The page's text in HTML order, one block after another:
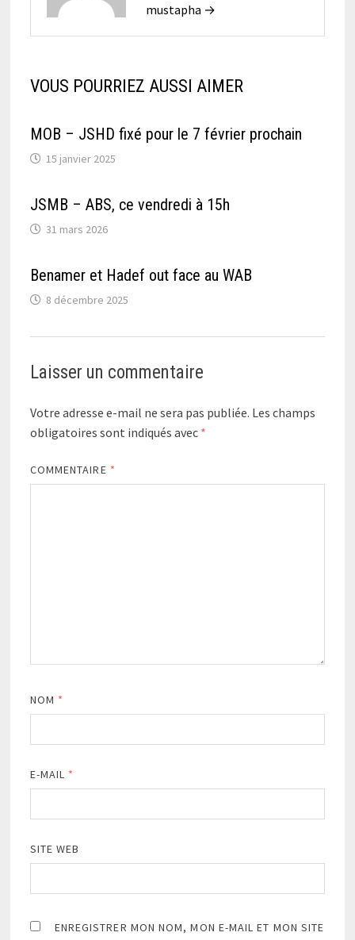
mustapha →
VOUS POURRIEZ AUSSI AIMER
MOB – JSHD fixé pour le 7 février prochain
15 janvier 2025
JSMB – ABS, ce vendredi à 15h
31 mars 2026
Benamer et Hadef out face au WAB
8 décembre 2025
Laisser un commentaire
Votre adresse e-mail ne sera pas publiée. Les champs
obligatoires sont indiqués avec *
COMMENTAIRE *
NOM *
E-MAIL *
SITE WEB
ENREGISTRER MON NOM, MON E-MAIL ET MON SITE